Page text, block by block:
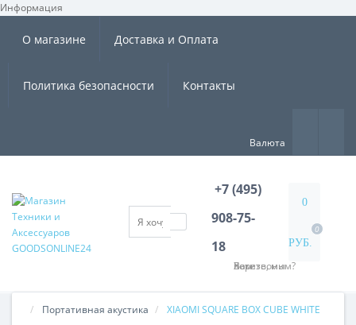
Информация ×
О магазине Доставка и Оплата
Политика безопасности Контакты
Валюта
+7 (495)
908-75-
18
Хотите, мы Вам перезвоним?
0
РУБ.
0
Портативная акустика XIAOMI SQUARE BOX CUBE WHITE